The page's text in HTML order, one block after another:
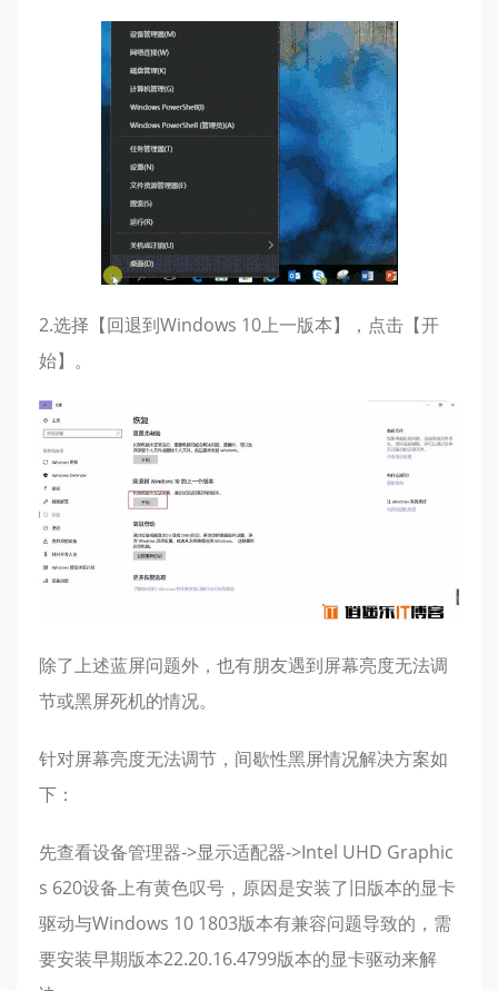
2.选择【回退到Windows 10上一版本】，点击【开
始】。
除了上述蓝屏问题外，也有朋友遇到屏幕亮度无法调
节或黑屏死机的情况。
针对屏幕亮度无法调节，间歇性黑屏情况解决方案如
下：
先查看设备管理器->显示适配器->Intel UHD Graphic
s 620设备上有黄色叹号，原因是安装了旧版本的显卡
驱动与Windows 10 1803版本有兼容问题导致的，需
要安装早期版本22.20.16.4799版本的显卡驱动来解